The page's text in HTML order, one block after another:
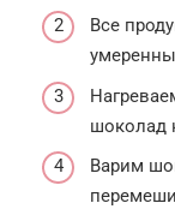
Все
шоколад
Варим